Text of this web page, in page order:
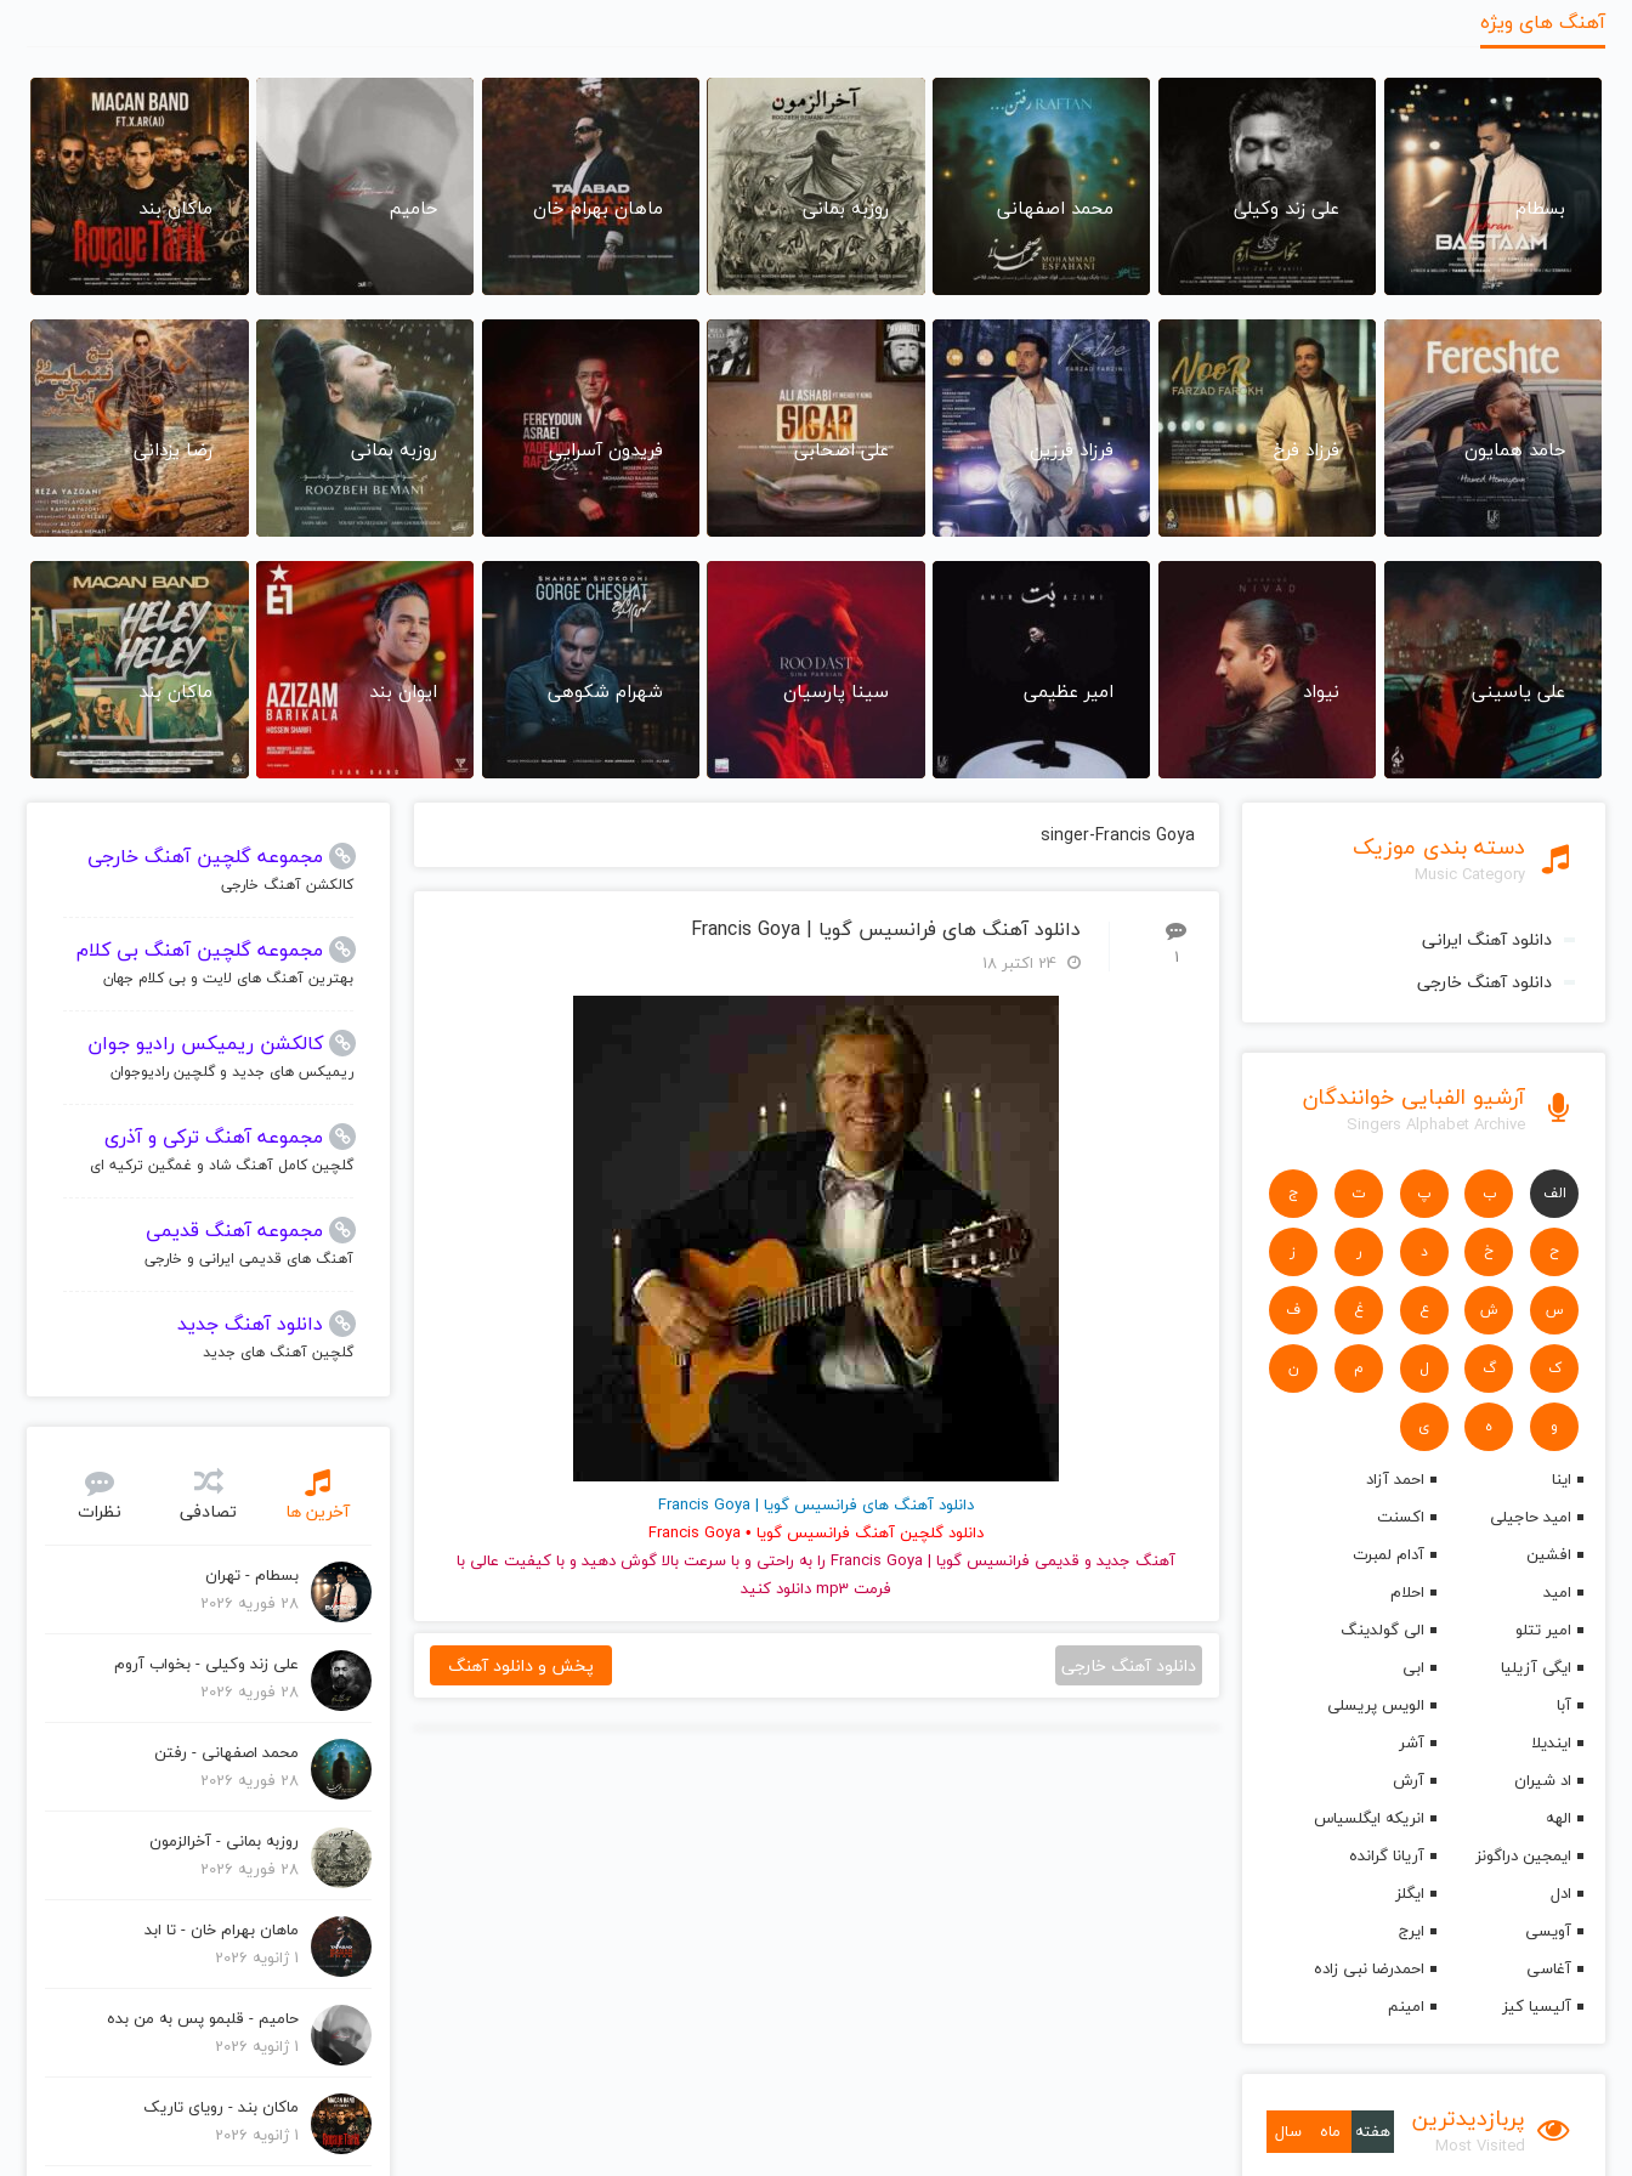
آهنگ های ویژه
بسطام علی زند وکیلی محمد اصفهانی روزبه بمانی ماهان بهرام خان حامیم ماکان بند
حامد همایون فرزاد فرخ فرزاد فرزین علی اصحابی فریدون آسرایی روزبه بمانی رضا یزدانی
علی یاسینی نیواد امیر عظیمی سینا پارسیان شهرام شکوهی ایوان بند ماکان بند
دسته بندی موزیک
Music Category
دانلود آهنگ ایرانی
دانلود آهنگ خارجی
آرشیو الفبایی خوانندگان
Singers Alphabet Archive
الف ب پ ت ج
ح خ د ر ز
س ش ع غ ف
ک گ ل م ن
و ه ی
اینا
احمد آزاد
امید حاجیلی
اکسنت
افشین
آدام لمبرت
امید
احلام
امیر تتلو
الی گولدینگ
ایگی آزیلیا
ابی
آبا
الویس پریسلی
ایندیلا
آشر
اد شیران
آرش
الهه
انریکه ایگلسیاس
ایمجین دراگونز
آریانا گرانده
ادل
ایگلز
آویسی
ایرج
آغاسی
احمدرضا نبی زاده
آلیسیا کیز
امینم
پربازدیدترین
Most Visited
هفته ماه سال
singer-Francis Goya
1
دانلود آهنگ های فرانسیس گویا | Francis Goya
دانلود آهنگ های فرانسیس گویا | Francis Goya
دانلود گلچین آهنگ فرانسیس گویا • Francis Goya
آهنگ جدید
و قدیمی فرانسیس گویا | Francis Goya را به راحتی و با سرعت بالا گوش دهید و با کیفیت عالی با
فرمت mp3 دانلود کنید
دانلود آهنگ خارجی پخش و دانلود آهنگ
مجموعه گلچین آهنگ خارجی
کالکشن آهنگ خارجی
مجموعه گلچین آهنگ بی کلام
بهترین آهنگ های لایت و بی کلام جهان
کالکشن ریمیکس رادیو جوان
ریمیکس های جدید و گلچین رادیوجوان
مجموعه آهنگ ترکی و آذری
گلچین کامل آهنگ شاد و غمگین ترکیه ای
مجموعه آهنگ قدیمی
آهنگ های قدیمی ایرانی و خارجی
دانلود آهنگ جدید
گلچین آهنگ های جدید
آخرین ها تصادفی نظرات
بسطام - تهران
28 فوریه 2026
علی زند وکیلی - بخواب آروم
28 فوریه 2026
محمد اصفهانی - رفتن
28 فوریه 2026
روزبه بمانی - آخرالزمون
28 فوریه 2026
ماهان بهرام خان - تا ابد
1 ژانویه 2026
حامیم - قلبمو پس به من بده
1 ژانویه 2026
ماکان بند - رویای تاریک
1 ژانویه 2026